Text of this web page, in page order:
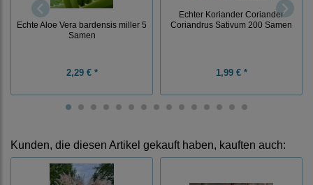
Echte Aloe Vera bardensis miller 5
Samen
2,29 € *
Echter Koriander Coriander
Coriandrus Sativum 200 Samen
1,99 € *
Kunden, die diesen Artikel gekauft haben, kauften auch: